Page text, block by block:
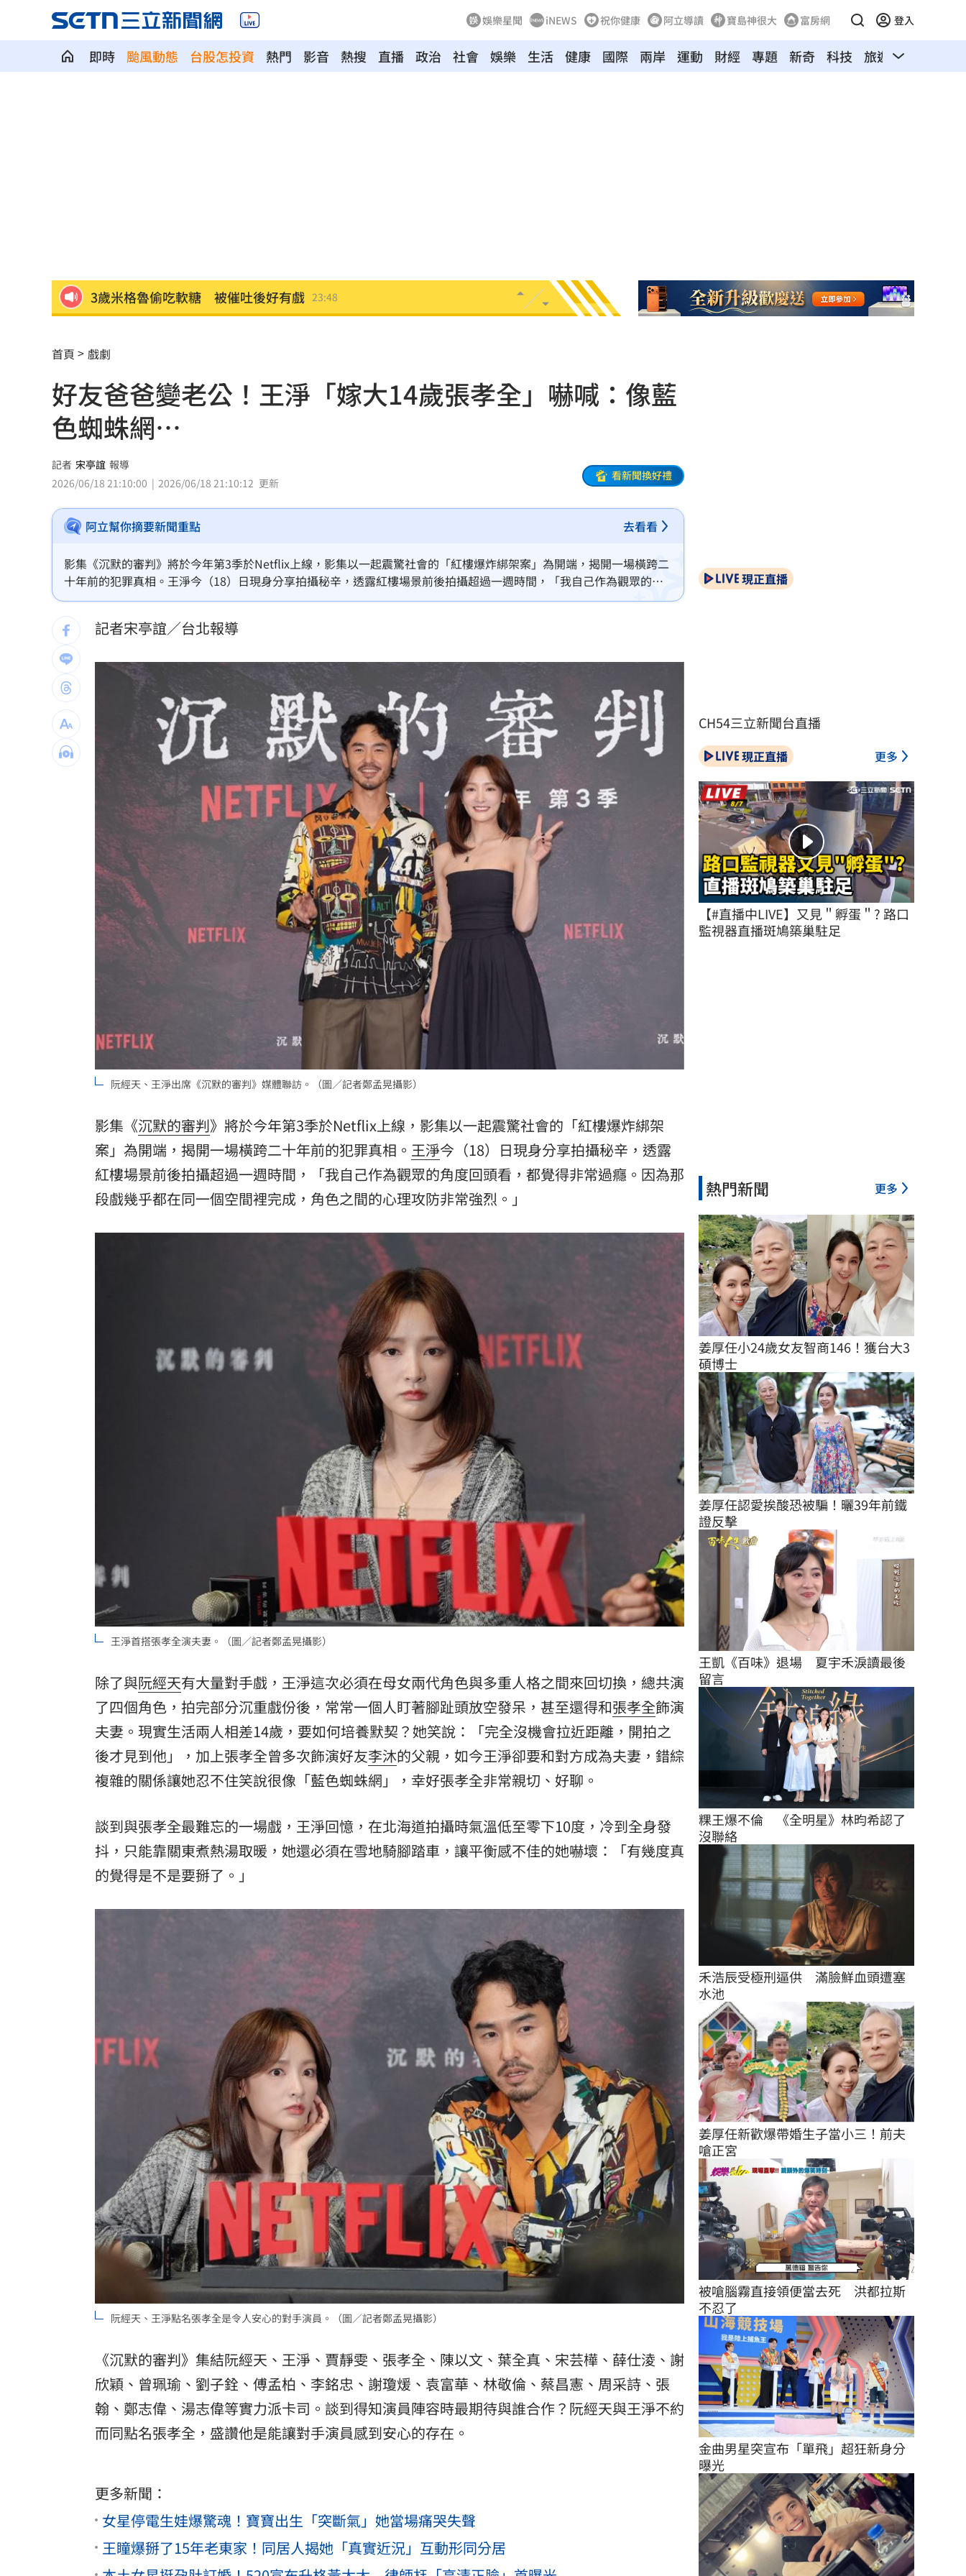
娛樂星聞 iNEWS 祝你健康 阿立導讀 寶島神很大 富房網 登入
即時 颱風動態 台股怎投資 熱門 影音 熱搜 直播 政治 社會 娛樂 生活 健康 國際 兩岸 運動 財經 專題 新奇 科技 旅遊 汽車
獨／北勢棒球隊穿破鞋拚冠軍 台僑看哭了
疊單計薪遭控違法 UberEats都說了
北市教育局再喊虐童案遭渲染！林月琴開嗆 23:33
白海豚「一路搖擺」！週末各地風雨時程曝
兆基前董座聲押禁見 林佑任200萬交保
橘貓「阿咪」離家百天 主人祭20萬元懸賞
跨縣市「送肉粽」碰音樂節！遊客正面迎煞
挺蘇巧慧！回顧蔡英文新北寫下1驚人紀錄 23:18
大盤回神誰最猛？18檔台股ETF失土收復
自癒能力超群？柯P才拄拐杖 隔天能跳 23:07
兆基債務風暴！李建成遭當庭逮補聲押禁見 23:05
父逝世也不敢回家！男殺友後躲深山21年 22:55
台灣彩券開獎直播中 20:31
LIVE三立+24小時直播 15:27
三立iNEWS新聞台線上直播
台彩父親節推新刮刮樂千萬頭獎超「爸」氣 12:00
商場戰國來臨 台中「頂奢大道」逐漸成形 12:00
「拍片人的多重宇宙」職涯論壇9/12登場！ 10:30
8國球員齊聚高雄 Formosa 7s掀足球熱潮 10:00
理想混蛋號召粉絲跨海追星吃美食！ 18:15
首頁 戲劇
好友爸爸變老公！王淨「嫁大14歲張孝全」嚇喊：像藍
色蜘蛛網…
記者 宋亭誼 報導
2026/06/18 21:10:00
2026/06/18 21:10:12 更新
看新聞換好禮
阿立幫你摘要新聞重點 去看看
影集《沉默的審判》將於今年第3季於Netflix上線，影集以一起震驚社會的「紅樓爆炸綁架案」為開端，揭開一場橫跨二
十年前的犯罪真相。王淨今（18）日現身分享拍攝秘辛，透露紅樓場景前後拍攝超過一週時間，「我自己作為觀眾的角
度回頭看，都覺得非常過癮。因為那段戲幾乎都在同一個空間裡完成，角色之間的心理攻防非常強烈。」宋亭誼報導
記者宋亭誼／台北報導
阮經天、王淨出席《沉默的審判》媒體聯訪。（圖／記者鄭孟晃攝影）
影集《沉默的審判》將於今年第3季於Netflix上線，影集以一起震驚社會的「紅樓爆炸綁架
案」為開端，揭開一場橫跨二十年前的犯罪真相。 王淨今（18）日現身分享拍攝秘辛，透露
紅樓場景前後拍攝超過一週時間，「我自己作為觀眾的角度回頭看，都覺得非常過癮。因為那
段戲幾乎都在同一個空間裡完成，角色之間的心理攻防非常強烈。」
王淨首搭張孝全演夫妻。（圖／記者鄭孟晃攝影）
除了與阮經天有大量對手戲，王淨這次必須在母女兩代角色與多重人格之間來回切換，總共演
了四個角色，拍完部分沉重戲份後，常常一個人盯著腳趾頭放空發呆，甚至還得和張孝全飾演
夫妻 。現實生活兩人相差14歲，要如何培養默契？她笑說：「完全沒機會拉近距離，開拍之
後才見到他」，加上張孝全曾多次飾演好友李沐的父親，如今王淨卻要和對方成為夫妻，錯綜
複雜的關係讓她忍不住笑說很像「藍色蜘蛛網」，幸好張孝全非常親切、好聊。
談到與張孝全最難忘的一場戲，王淨回憶，在北海道拍攝時氣溫低至零下10度，冷到全身發
抖，只能靠關東煮熱湯取暖，她還必須在雪地騎腳踏車，讓平衡感不佳的她嚇壞：「有幾度真
的覺得是不是要掰了。」
阮經天、王淨點名張孝全是令人安心的對手演員。（圖／記者鄭孟晃攝影）
《沉默的審判》集結阮經天、王淨、賈靜雯、張孝全、陳以文、葉全真、宋芸樺、薛仕淩、謝
欣穎、曾珮瑜、劉子銓、傅孟柏、李銘忠、謝瓊煖、袁富華、林敬倫、蔡昌憲、周采詩、張
翰、鄭志偉、湯志偉等實力派卡司。談到得知演員陣容時最期待與誰合作？阮經天與王淨不約
而同點名張孝全，盛讚他是能讓對手演員感到安心的存在。
更多新聞：
女星停電生娃爆驚魂！寶寶出生「突斷氣」她當場痛哭失聲
王瞳爆掰了15年老東家！同居人揭她「真實近況」互動形同分居
現正直播
CH54三立新聞台直播
現正直播 更多
【#直播中LIVE】又見＂孵蛋＂? 路口
監視器直播斑鳩築巢駐足
熱門新聞 更多
姜厚任小24歲女友智商146！獲台大3
碩博士
姜厚任認愛挨酸恐被騙！曬39年前鐵
證反擊
王凱《百味》退場　夏宇禾淚讀最後
留言
粿王爆不倫　《全明星》林昀希認了
沒聯絡
禾浩辰受極刑逼供　滿臉鮮血頭遭塞
水池
姜厚任新歡爆帶婚生子當小三！前夫
嗆正宮
被嗆腦霧直接領便當去死　洪都拉斯
不忍了
金曲男星突宣布「單飛」超狂新身分
曝光